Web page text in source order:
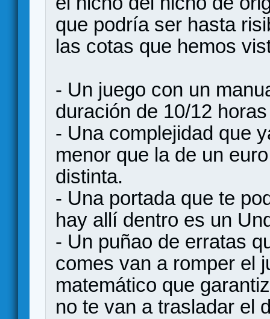
que podría ser hasta
las cotas que hemos
- Un juego con un
duración de 10/12
- Una complejidad que
menor que la de un
distinta.
- Una portada que te
hay allí dentro es un
- Un puñao de erratas
comes van a romper el
matemático que
no te van a trasladar el